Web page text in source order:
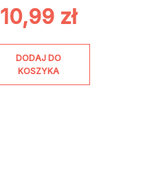
10,99 zł
DODAJ DO
KOSZYKA